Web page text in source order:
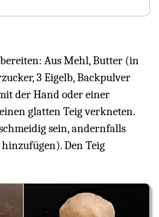
Aus Mehl, Butter (in
3 Eigelb, Backpulver
der Hand oder einer
glatten Teig verkneten.
sein, andernfalls
Den Teig